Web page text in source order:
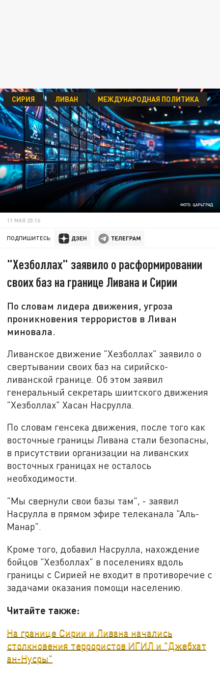
ФОТО: ЦАРЬГРАД
СИРИЯ ЛИВАН МЕЖДУНАРОДНАЯ ПОЛИТИКА
11 МАЯ 20:16
ПОДПИШИТЕСЬ:
"Хезболлах" заявило о расформировании
своих баз на границе Ливана и Сирии
По словам лидера движения, угроза
проникновения террористов в Ливан
миновала.
Ливанское движение "Хезболлах" заявило о
свертывании своих баз на сирийско-
ливанской границе. Об этом заявил
генеральный секретарь шиитского движения
"Хезболлах" Хасан Насрулла.
По словам генсека движения, после того как
восточные границы Ливана стали безопасны,
в присутствии организации на ливанских
восточных границах не осталось
необходимости.
"Мы свернули свои базы там", - заявил
Насрулла в прямом эфире телеканала "Аль-
Манар".
Кроме того, добавил Насрулла, нахождение
бойцов "Хезболлах" в поселениях вдоль
границы с Сирией не входит в противоречие с
задачами оказания помощи населению.
Читайте также:
На границе Сирии и Ливана начались
столкновения террористов ИГИЛ и "Джебхат
ан-Нусры"